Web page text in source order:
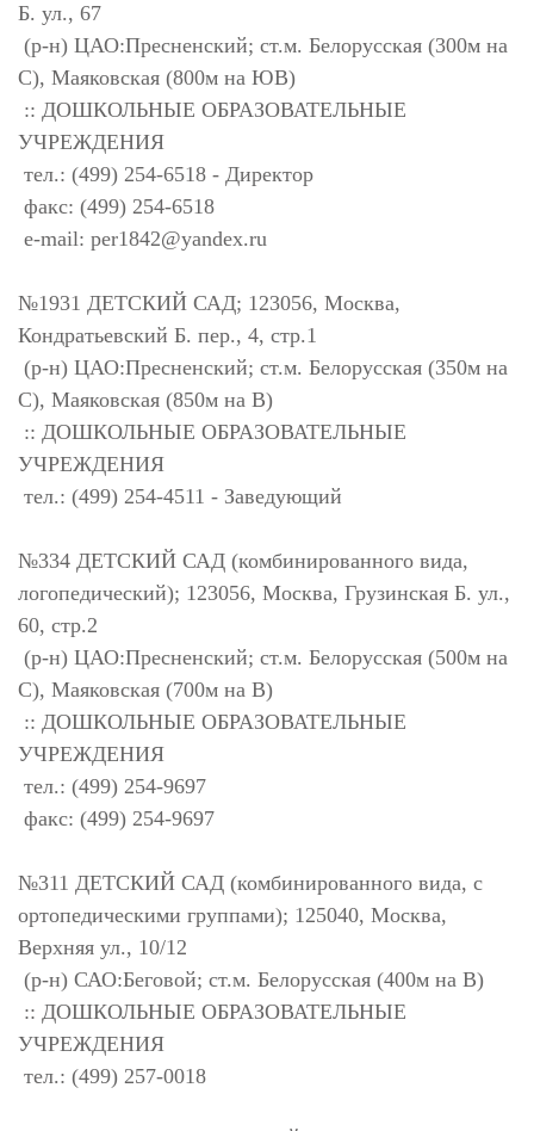
Б. ул., 67
(р-н) ЦАО:Пресненский; ст.м. Белорусская (300м на
С), Маяковская (800м на ЮВ)
:: ДОШКОЛЬНЫЕ ОБРАЗОВАТЕЛЬНЫЕ
УЧРЕЖДЕНИЯ
тел.: (499) 254-6518 - Директор
факс: (499) 254-6518
e-mail: per1842@yandex.ru
№1931 ДЕТСКИЙ САД; 123056, Москва,
Кондратьевский Б. пер., 4, стр.1
(р-н) ЦАО:Пресненский; ст.м. Белорусская (350м на
С), Маяковская (850м на В)
:: ДОШКОЛЬНЫЕ ОБРАЗОВАТЕЛЬНЫЕ
УЧРЕЖДЕНИЯ
тел.: (499) 254-4511 - Заведующий
№334 ДЕТСКИЙ САД (комбинированного вида,
логопедический); 123056, Москва, Грузинская Б. ул.,
60, стр.2
(р-н) ЦАО:Пресненский; ст.м. Белорусская (500м на
С), Маяковская (700м на В)
:: ДОШКОЛЬНЫЕ ОБРАЗОВАТЕЛЬНЫЕ
УЧРЕЖДЕНИЯ
тел.: (499) 254-9697
факс: (499) 254-9697
№311 ДЕТСКИЙ САД (комбинированного вида, с
ортопедическими группами); 125040, Москва,
Верхняя ул., 10/12
(р-н) САО:Беговой; ст.м. Белорусская (400м на В)
:: ДОШКОЛЬНЫЕ ОБРАЗОВАТЕЛЬНЫЕ
УЧРЕЖДЕНИЯ
тел.: (499) 257-0018